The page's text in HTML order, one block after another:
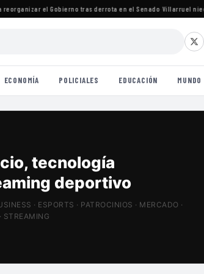
el Gobierno tras derrota en el Senado·Villarruel niega
ECONOMÍA POLICIALES EDUCACIÓN MUNDO
estadios
Tech
· ESPORTS · PATROCINIOS · MERCADO ·
STREAMING